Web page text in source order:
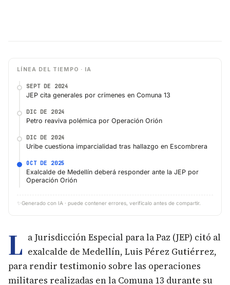
LÍNEA DEL TIEMPO · IA
SEPT DE 2024
JEP cita generales por crímenes en Comuna 13
DIC DE 2024
Petro reaviva polémica por Operación Orión
DIC DE 2024
Uribe cuestiona imparcialidad tras hallazgo en Escombrera
OCT DE 2025
Exalcalde de Medellín deberá responder ante la JEP por
Operación Orión
✨ Generado con IA · puede contener errores, verifícalo antes de compartir.
L a Jurisdicción Especial para la Paz (JEP) citó al
exalcalde de Medellín, Luis Pérez Gutiérrez,
para rendir testimonio sobre las operaciones
militares realizadas en la Comuna 13 durante su